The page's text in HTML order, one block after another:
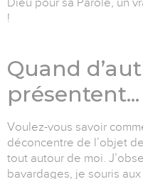
!
Quand
présentent...
Voulez-vous savoir
déconcentre de l’objet
tout autour de moi.
bavardages, je souris